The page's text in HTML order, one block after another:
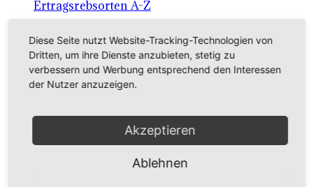
Ertragsrebsorten A-Z
Rebsorten international
Tafeltraubensorten
Anbausysteme & Recht
Diese Seite nutzt Website-Tracking-Technologien von
Dritten, um ihre Dienste anzubieten, stetig zu
verbessern und Werbung entsprechend den Interessen
der Nutzer anzuzeigen.
Akzeptieren
Ablehnen